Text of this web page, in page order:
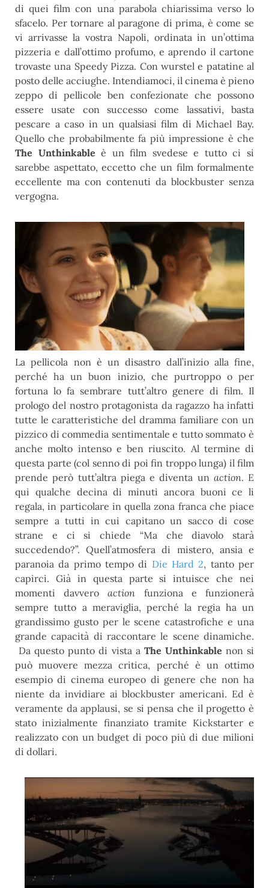
di quei film con una parabola chiarissima verso lo
sfacelo. Per tornare al paragone di prima, è come se
vi arrivasse la vostra Napoli, ordinata in un’ottima
pizzeria e dall’ottimo profumo, e aprendo il cartone
trovaste una Speedy Pizza. Con wurstel e patatine al
posto delle acciughe. Intendiamoci, il cinema è pieno
zeppo di pellicole ben confezionate che possono
essere usate con successo come lassativi, basta
pescare a caso in un qualsiasi film di Michael Bay.
Quello che probabilmente fa più impressione è che
The Unthinkable è un film svedese e tutto ci si
sarebbe aspettato, eccetto che un film formalmente
eccellente ma con contenuti da blockbuster senza
vergogna.
La pellicola non è un disastro dall’inizio alla fine,
perché ha un buon inizio, che purtroppo o per
fortuna lo fa sembrare tutt’altro genere di film. Il
prologo del nostro protagonista da ragazzo ha infatti
tutte le caratteristiche del dramma familiare con un
pizzico di commedia sentimentale e tutto sommato è
anche molto intenso e ben riuscito. Al termine di
questa parte (col senno di poi fin troppo lunga) il film
prende però tutt’altra piega e diventa un action. E
qui qualche decina di minuti ancora buoni ce li
regala, in particolare in quella zona franca che piace
sempre a tutti in cui capitano un sacco di cose
strane e ci si chiede “Ma che diavolo starà
succedendo?”. Quell’atmosfera di mistero, ansia e
paranoia da primo tempo di Die Hard 2, tanto per
capirci. Già in questa parte si intuisce che nei
momenti davveroaction funziona e funzionerà
sempre tutto a meraviglia, perché la regia ha un
grandissimo gusto per le scene catastrofiche e una
grande capacità di raccontare le scene dinamiche.
Da questo punto di vista a The Unthinkable non si
può muovere mezza critica, perché è un ottimo
esempio di cinema europeo di genere che non ha
niente da invidiare ai blockbuster americani. Ed è
veramente da applausi, se si pensa che il progetto è
stato inizialmente finanziato tramite Kickstarter e
realizzato con un budget di poco più di due milioni
di dollari.